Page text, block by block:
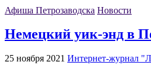
Афиша Петрозаводска Новости
Немецкий уик-энд в
25 ноября 2021 Интернет-журнал